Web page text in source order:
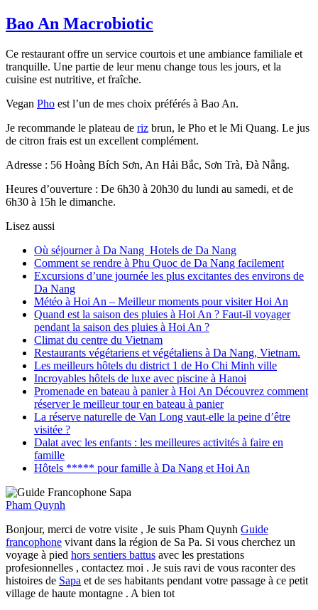
Bao An Macrobiotic
Ce restaurant offre un service courtois et une ambiance familiale et
tranquille. Une partie de leur menu change tous les jours, et la
cuisine est nutritive, et fraîche.
Vegan Pho est l’un de mes choix préférés à Bao An.
Je recommande le plateau de riz brun, le Pho et le Mi Quang. Le jus
de citron frais est un excellent complément.
Adresse : 56 Hoàng Bích Sơn, An Hải Bắc, Sơn Trà, Đà Nẵng.
Heures d’ouverture : De 6h30 à 20h30 du lundi au samedi, et de
6h30 à 15h le dimanche.
Lisez aussi
Où séjourner à Da Nang Hotels de Da Nang
Comment se rendre à Phu Quoc de Da Nang facilement
Excursions d’une journée les plus excitantes des environs de
Da Nang
Météo à Hoi An – Meilleur moments pour visiter Hoi An
Quand est la saison des pluies à Hoi An ? Faut-il voyager
pendant la saison des pluies à Hoi An ?
Climat du centre du Vietnam
Restaurants végétariens et végétaliens à Da Nang, Vietnam.
Les meilleurs hôtels du district 1 de Ho Chi Minh ville
Incroyables hôtels de luxe avec piscine à Hanoi
Promenade en bateau à panier à Hoi An Découvrez comment
réserver le meilleur tour en bateau à panier
La réserve naturelle de Van Long vaut-elle la peine d’être
visitée ?
Dalat avec les enfants : les meilleures activités à faire en
famille
Hôtels ***** pour famille à Da Nang et Hoi An
Pham Quynh
Bonjour, merci de votre visite , Je suis Pham Quynh Guide
francophone vivant dans la région de Sa Pa. Si vous cherchez un
voyage à pied hors sentiers battus avec les prestations
profesionnelles , contactez moi . Je suis ravi de vous raconter des
histoires de Sapa et de ses habitants pendant votre passage à ce petit
village de haute montagne . A bien tot